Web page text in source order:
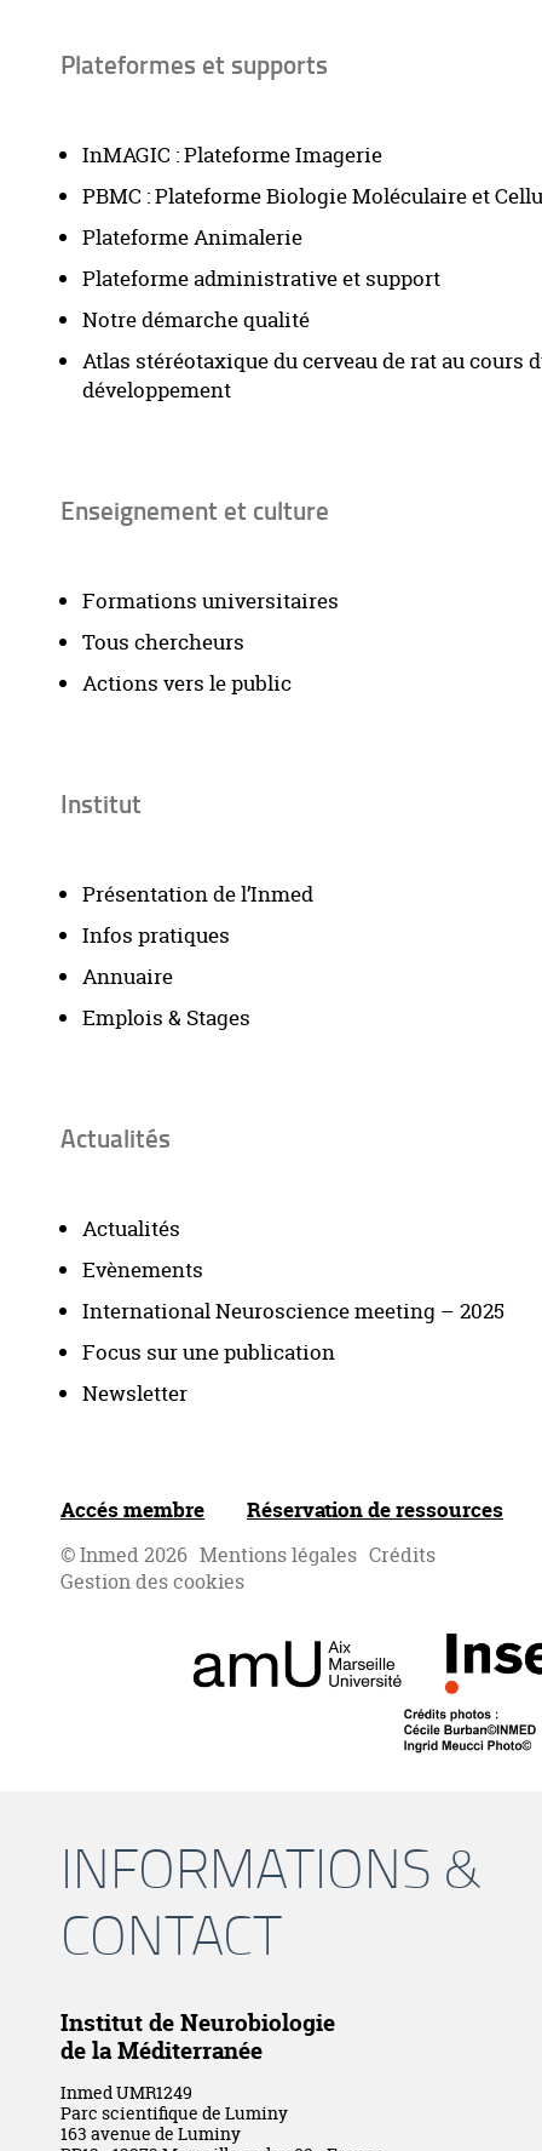
Plateformes et supports
InMAGIC : Plateforme Imagerie
PBMC : Plateforme Biologie Moléculaire et
Plateforme Animalerie
Plateforme administrative et support
Notre démarche qualité
Atlas stéréotaxique du cerveau de rat au cours
développement
Enseignement et culture
Formations universitaires
Tous chercheurs
Actions vers le public
Institut
Présentation de l’Inmed
Infos pratiques
Annuaire
Emplois & Stages
Actualités
Actualités
Evènements
International Neuroscience meeting – 2025
Focus sur une publication
Newsletter
Accés membre Réservation de ressources
© Inmed 2026 Mentions légales Crédits
Gestion des cookies
INFORMATIONS &
CONTACT
Institut de Neurobiologie
de la Méditerranée
Inmed UMR1249
Parc scientifique de Luminy
163 avenue de Luminy